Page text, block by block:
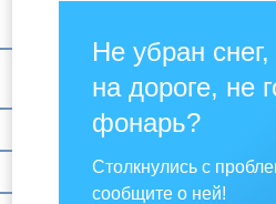
Не убран
на дороге, не
фонарь?
Столкнулись с
сообщите о ней!